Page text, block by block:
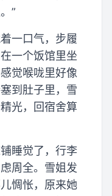
”
一口气，步履
一个饭馆里坐
觉喉咙里好像
到肚子里，雪
光，回宿舍算
睡觉了，行李
周全。雪姐发
惆怅，原来她